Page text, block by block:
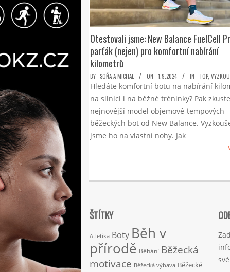
Otestovali jsme: New Balance FuelCell
parťák (nejen) pro komfortní nabírání
kilometrů
2024-
09-
01
BY: SOŇA A MICHAL ON: 1.9.2024 IN: TOP,
Hledáte komfortní botu na nabírání
na silnici i na běžné tréninky? Pak
nejnovější model objemově-tempových
běžeckých bot od New Balance.
jsme ho na vlastní nohy. Jak
ŠTÍTKY
Atletika Boty Běh v
přírodě Běhání Běžecká
motivace Běžecká výbava Běžecké